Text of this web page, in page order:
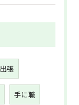
出張
手に職